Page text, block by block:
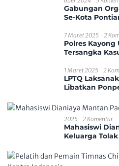
Gabungan
Se-Kota
7 Maret 2025 2
Polres
Tersangka
1 Maret 2025 2
LPTQ
Libatkan
2025
2 Komentar
Mahasiswi
Keluarga